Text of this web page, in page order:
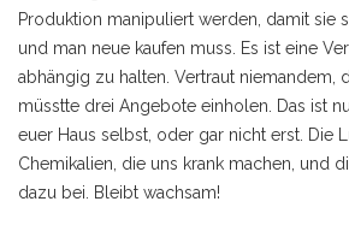
Produktion manipuliert werden, damit sie
und man neue kaufen muss. Es ist eine
abhängig zu halten. Vertraut niemandem,
müsstte drei Angebote einholen. Das ist
euer Haus selbst, oder gar nicht erst. Die
Chemikalien, die uns krank machen, und
dazu bei. Bleibt wachsam!